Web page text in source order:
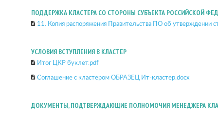
ПОДДЕРЖКА КЛАСТЕРА СО СТОРОНЫ СУБЪЕКТА РОССИЙСКОЙ
11. Копия распоряжения Правительства ПО об утверждении
УСЛОВИЯ ВСТУПЛЕНИЯ В КЛАСТЕР
Итог ЦКР буклет.pdf
Соглашение с кластером ОБРАЗЕЦ Ит-кластер.docx
ДОКУМЕНТЫ, ПОДТВЕРЖДАЮЩИЕ ПОЛНОМОЧИЯ МЕНЕДЖЕРА